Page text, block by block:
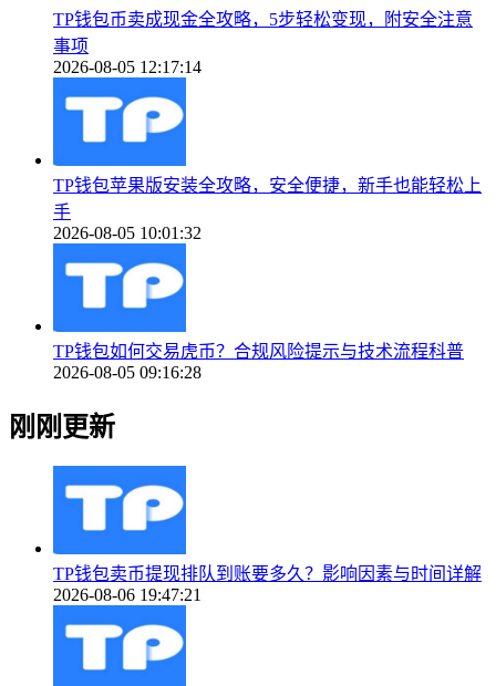
TP钱包币卖成现金全攻略，5步轻松变现，附安全注意
事项
2026-08-05 12:17:14
TP钱包苹果版安装全攻略，安全便捷，新手也能轻松上
手
2026-08-05 10:01:32
TP钱包如何交易虎币？合规风险提示与技术流程科普
2026-08-05 09:16:28
刚刚更新
TP钱包卖币提现排队到账要多久？影响因素与时间详解
2026-08-06 19:47:21